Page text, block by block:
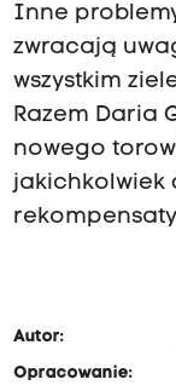
Inne
zwracają
wszystkim
Razem Daria
nowego
jakichkolwiek
Autor:
Opracowanie: